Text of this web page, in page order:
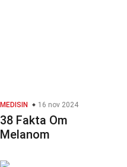
MEDISIN 16 nov 2024
38 Fakta Om
Melanom